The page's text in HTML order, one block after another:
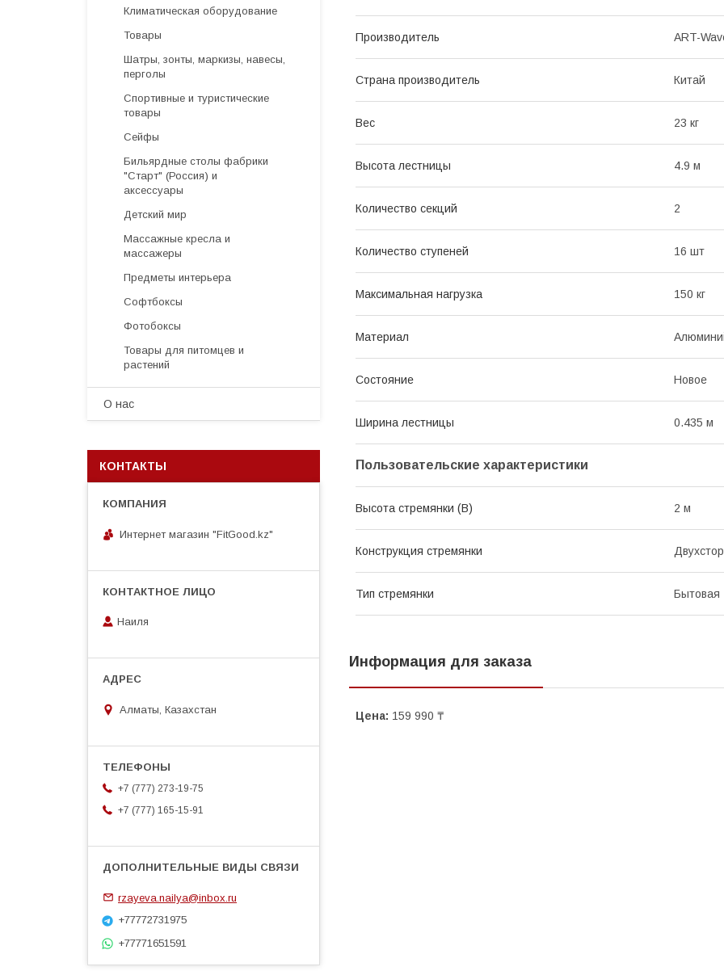
Производитель ART-
Страна производитель Китай
Вес 23 кг
Высота лестницы 4.9 м
Количество секций 2
Количество ступеней 16 шт
Максимальная нагрузка 150 кг
Материал
Состояние Новое
Ширина лестницы 0.435 м
Пользовательские характеристики
Высота стремянки (В) 2 м
Конструкция стремянки
Тип стремянки Бытовая
Информация для заказа
Цена: 159 990 ₸
Климатическая оборудование
Товары
Шатры, зонты, маркизы, навесы,
перголы
Спортивные и туристические
товары
Сейфы
Бильярдные столы фабрики
"Cтарт" (Россия) и
аксессуары
Детский мир
Массажные кресла и
массажеры
Предметы интерьера
Софтбоксы
Фотобоксы
Товары для питомцев и
растений
О нас
КОНТАКТЫ
Интернет магазин "FitGood.kz"
Наиля
Алматы, Казахстан
+7 (777) 273-19-75
+7 (777) 165-15-91
rzayeva.nailya@inbox.ru
+77772731975
+77771651591